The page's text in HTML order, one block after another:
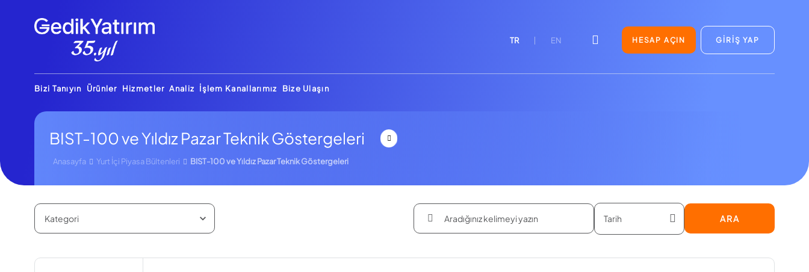
TR EN HESAP AÇIN GİRİŞ YAP
Bizi Tanıyın Ürünler Hizmetler Analiz İşlem Kanallarımız Bize Ulaşın
BIST-100 ve Yıldız Pazar Teknik Göstergeleri
Anasayfa Yurt İçi Piyasa Bültenleri BIST-100 ve Yıldız Pazar Teknik Göstergeleri
ARA